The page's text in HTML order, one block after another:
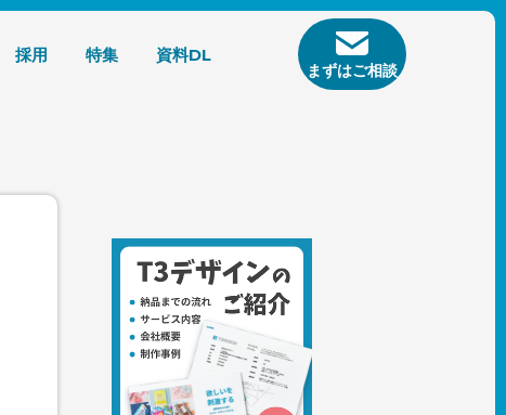
採用 特集 資料DL
まずはご相談